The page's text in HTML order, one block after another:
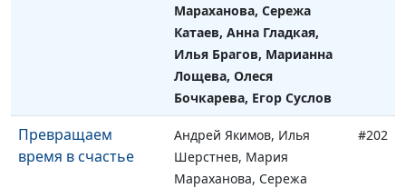
Мараханова, Сережа
Катаев, Анна Гладкая,
Илья Брагов, Марианна
Лощева, Олеся
Бочкарева, Егор Суслов
Превращаем
время в счастье
Андрей Якимов, Илья
Шерстнев, Мария
Мараханова, Сережа
#202